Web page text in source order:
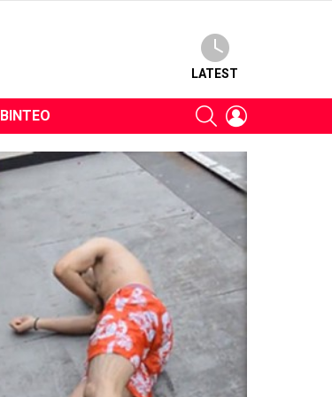
LATEST
ΒΊΝΤΕΟ SEARCH